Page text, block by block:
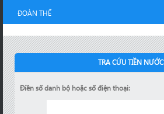
ĐOÀN THỂ
TRA CỨU TIỀN NƯỚC
Điền số danh bộ hoặc số điện thoại: